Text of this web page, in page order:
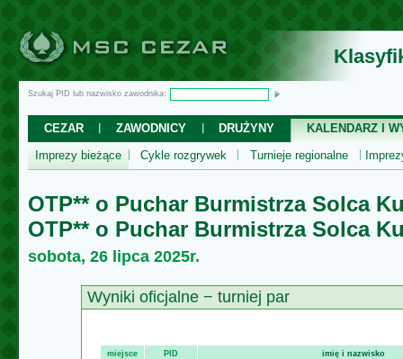
Szukaj PID lub nazwisko zawodnika:
CEZAR ZAWODNICY DRUŻYNY
KALENDARZ I
Imprezy bieżące
Cykle rozgrywek Turnieje regionalne
OTP** o Puchar Burmistrza Solca
OTP** o Puchar Burmistrza Solca
sobota, 26 lipca 2025r.
Wyniki oficjalne − turniej par
miejsce PID imię i nazwisko